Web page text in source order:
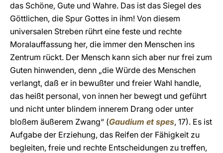
das Schöne, Gute und Wahre. Das ist das Siegel des
Göttlichen, die Spur Gottes in ihm! Von diesem
universalen Streben rührt eine feste und rechte
Moralauffassung her, die immer den Menschen ins
Zentrum rückt. Der Mensch kann sich aber nur frei zum
Guten hinwenden, denn „die Würde des Menschen
verlangt, daß er in bewußter und freier Wahl handle,
das heißt personal, von innen her bewegt und geführt
und nicht unter blindem innerem Drang oder unter
bloßem äußerem Zwang“ (Gaudium et spes, 17). Es ist
Aufgabe der Erziehung, das Reifen der Fähigkeit zu
begleiten, freie und rechte Entscheidungen zu treffen,